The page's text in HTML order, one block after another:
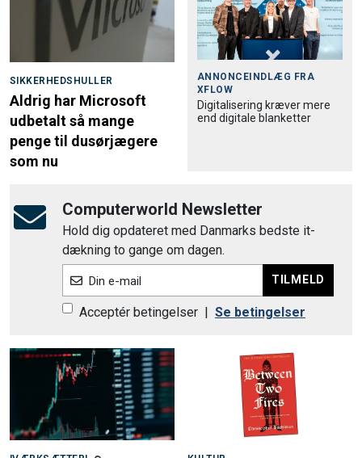
SIKKERHEDSHULLER
Aldrig har Microsoft
udbetalt så mange
penge til dusørjægere
som nu
ANNONCEINDLÆG FRA
XFLOW
Digitalisering kræver mere
end digitale blanketter
Computerworld Newsletter
Hold dig opdateret med Danmarks bedste it-
dækning to gange om dagen.
Din e-mail TILMELD
Acceptér betingelser | Se betingelser